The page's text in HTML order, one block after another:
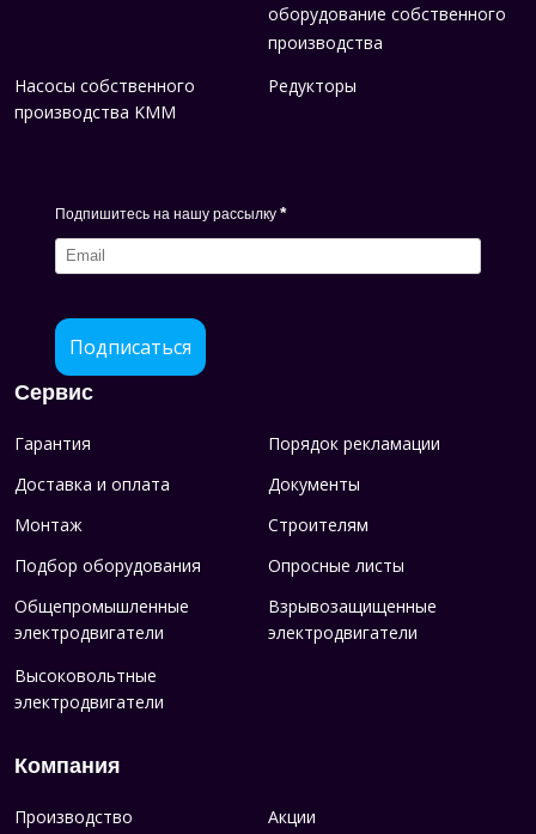
оборудование собственного
производства
Насосы собственного
производства KMM
Редукторы
Подпишитесь на нашу рассылку *
Подписаться
Сервис
Гарантия
Порядок рекламации
Доставка и оплата
Документы
Монтаж
Строителям
Подбор оборудования
Опросные листы
Общепромышленные
электродвигатели
Взрывозащищенные
электродвигатели
Высоковольтные
электродвигатели
Компания
Производство Акции